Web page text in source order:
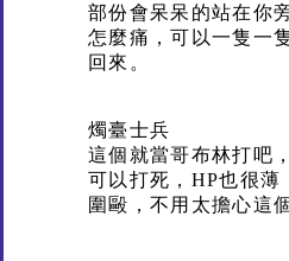
部份會呆呆的站在你
怎麼痛，可以一隻一
回來。
燭臺士兵
這個就當哥布林打吧
可以打死，HP也很
圍毆，不用太擔心這